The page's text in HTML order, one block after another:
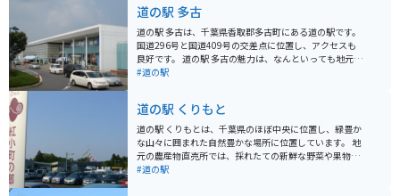
道の駅 多古
道の駅 多古は、千葉県香取郡多古町にある道の駅です。
国道296号と国道409号の交差点に位置し、アクセスも
良好です。 道の駅 多古の魅力は、なんといっても地元の
新鮮な農産物が手に入ることです。併設されている「あ
られており、美味しいお米がお手頃価格で購入できま
す。また、併設されているレストランでは、地元食材を
ふんだんに使った料理を楽しむことができます。 バイク
で訪れる場合、道の駅 多古は広い駐車場が完備されてい
るので安心です。国道296号は、利根川沿いに走り、田
#道の駅
道の駅 くりもと
道の駅 くりもとは、千葉県のほぼ中央に位置し、緑豊か
な山々に囲まれた自然豊かな場所に位置しています。 地
元の農産物直売所では、採れたての新鮮な野菜や果物が
販売されており、特にブルーベリーは栗源町の特産品と
#道の駅